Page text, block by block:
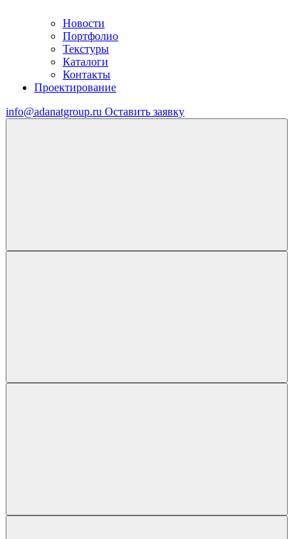
Новости
Портфолио
Текстуры
Каталоги
Контакты
Проектирование
info@adanatgroup.ru Оставить заявку